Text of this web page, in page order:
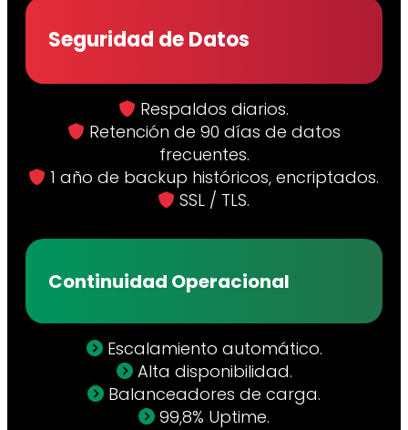
Seguridad de Datos
Respaldos diarios.
Retención de 90 días de datos
frecuentes.
1 año de backup históricos, encriptados.
SSL / TLS.
Continuidad Operacional
Escalamiento automático.
Alta disponibilidad.
Balanceadores de carga.
99,8% Uptime.